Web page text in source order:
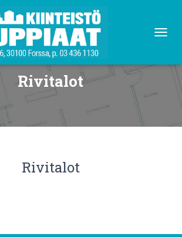
Rivitalot
Rivitalot